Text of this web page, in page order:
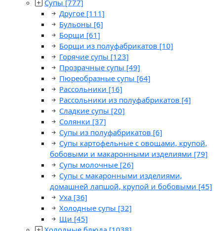
Супы [777]
Другое [111]
Бульоны [6]
Борщи [61]
Борщи из полуфабрикатов [10]
Горячие супы [123]
Прозрачные супы [49]
Пюреобразные супы [64]
Рассольники [16]
Рассольники из полуфабрикатов [4]
Сладкие супы [20]
Солянки [37]
Супы из полуфабрикатов [6]
Супы картофельные с овощами, крупой,
бобовыми и макаронными изделиями [79]
Супы молочные [26]
Супы с макаронными изделиями,
домашней лапшой, крупой и бобовыми [45]
Уха [36]
Холодные супы [32]
Щи [45]